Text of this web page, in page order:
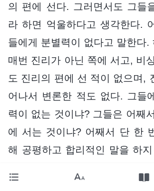
의 편에 선다. 그러면서도 그들
라 하면 억울하다고 생각한다.
들에게 분별력이 없다고 말한다.
매번 진리가 아닌 쪽에 서고, 비
도 진리의 편에 선 적이 없으며,
어나서 변론한 적도 없다. 그들
력이 없는 것이냐? 그들은 어째
에 서는 것이냐? 어째서 단 한
해 공평하고 합리적인 말을 하
냐? 분별력이 없는 사람일수록